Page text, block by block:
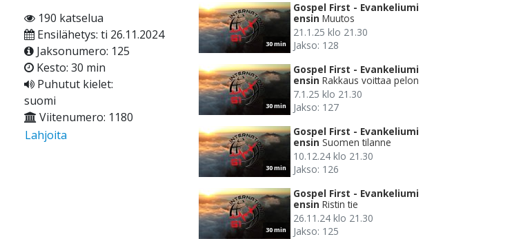
190 katselua
Ensilähetys: ti 26.11.2024
Jaksonumero: 125
Kesto: 30 min
Puhutut kielet:
suomi
Viitenumero: 1180
Lahjoita
30 min
Gospel First - Evankeliumi
ensin Muutos
21.1.25 klo 21.30
Jakso: 128
30 min
Gospel First - Evankeliumi
ensin Rakkaus voittaa pelon
7.1.25 klo 21.30
Jakso: 127
30 min
Gospel First - Evankeliumi
ensin Suomen tilanne
10.12.24 klo 21.30
Jakso: 126
30 min
Gospel First - Evankeliumi
ensin Ristin tie
26.11.24 klo 21.30
Jakso: 125